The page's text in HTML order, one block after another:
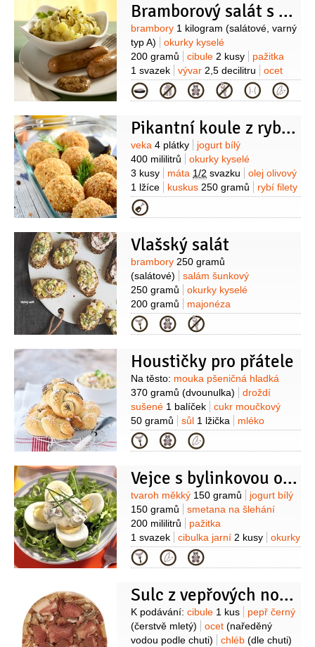
Bramborový salát s kyselými okurkami
Suroviny
brambory 1 kilogram (salátové, varný
typ A)
okurky kyselé
200 gramů
cibule 2 kusy
pažitka
1 svazek
vývar 2,5 decilitru
ocet
5 lžic
olej 4 lžíce
hořčice
1 lžíce
cukr1 špetka
Kategorie
Pikantní koule z rybího masa
Suroviny
veka 4 plátky
jogurt bílý
400 mililitrů
okurky kyselé
3 kusy
máta 1/2 svazku
olej olivový
1 lžíce
kuskus 250 gramů
rybí filety
400 gramů
3 kusy
Kategorie
Vlašský salát
Suroviny
brambory 250 gramů
(salátové)
salám šunkový
250 gramů
okurky kyselé
200 gramů
majonéza
400 gramů
cibule červená
(menší)
jablka
2 lžičky
ocet1 lžíce sůl
Kategorie
Houstičky pro přátele
Suroviny
Na těsto: mouka pšeničná hladká
370 gramů (dvounulka)
droždí
sušené 1 balíček
cukr moučkový
50 gramů
sůl 1 lžička
mléko
100 mililitrů
(vlažné)
3 kusy
máslo180 gramů (změklé)
(na vál)
vejce(+ 1 lžíce mléka, na
potření)
mák(nebo sezamová
semínka nebo hrubá sůl, na
posypání)
Na hermelínovou
pomazánku:
sýr s bílou plísní
2 balení
(Hermelín, Camembert, nebo
Encián)
majonéza
1 kus (střední)
okurky kyselé
50 gramů
česnek
1 stroužek
paprika(mletá)
pepř
černý(mletý) sůl
Kategorie
Vejce s bylinkovou omáčkou
Suroviny
tvaroh měkký 150 gramů
jogurt bílý
150 gramů
smetana na šlehání
200 mililitrů
pažitka
1 svazek
cibulka jarní 2 kusy
okurky
kyselé2 kusy (větší, sterilované
)
pepř bílý sůl cukr1 lžička
Kategorie
Sulc z vepřových nožiček
Suroviny
K podávání: cibule 1 kus
pepř černý
(čerstvě mletý)
ocet (naředěný
vodou podle chuti)
chléb (dle chuti)